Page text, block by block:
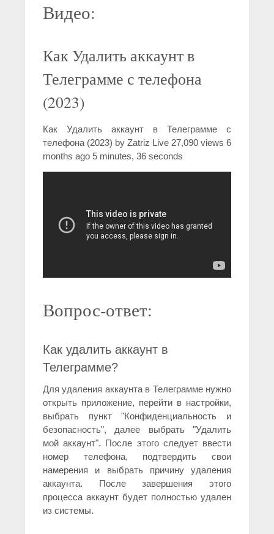
Видео:
Как Удалить аккаунт в
Телеграмме с телефона
(2023)
Как Удалить аккаунт в Телеграмме с
телефона (2023) by Zatriz Live 27,090 views 6
months ago 5 minutes, 36 seconds
Вопрос-ответ:
Как удалить аккаунт в
Телеграмме?
Для удаления аккаунта в Телеграмме нужно
открыть приложение, перейти в настройки,
выбрать пункт "Конфиденциальность и
безопасность", далее выбрать "Удалить
мой аккаунт". После этого следует ввести
номер телефона, подтвердить свои
намерения и выбрать причину удаления
аккаунта. После завершения этого
процесса аккаунт будет полностью удален
из системы.